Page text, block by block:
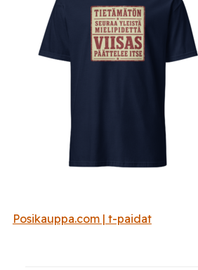
Posikauppa.com | t-paidat